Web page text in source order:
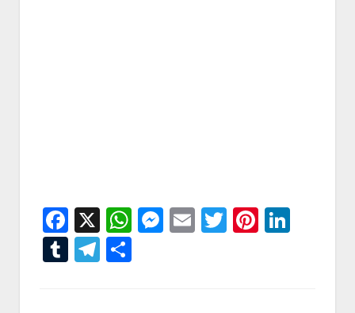
Facebook
X WhatsApp
Messenger
EmailTwitter
TumblrTelegram